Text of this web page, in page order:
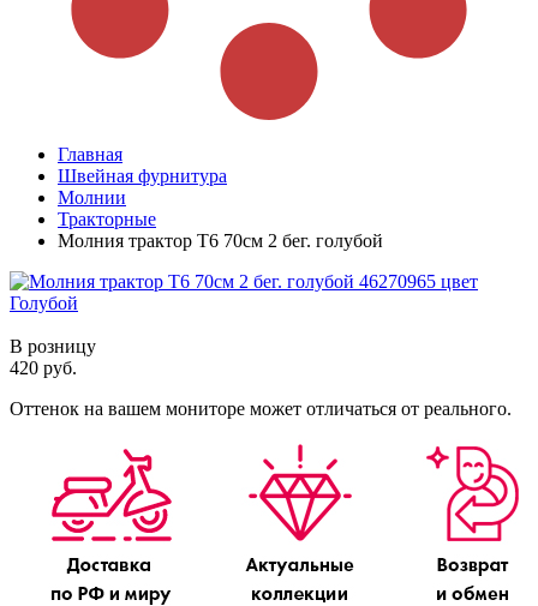
Главная
Швейная фурнитура
Молнии
Тракторные
Молния трактор Т6 70см 2 бег. голубой
В розницу
420 руб.
Оттенок на вашем мониторе может отличаться от реального.